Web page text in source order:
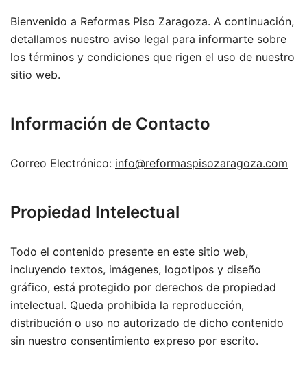
Bienvenido a Reformas Piso Zaragoza. A continuación,
detallamos nuestro aviso legal para informarte sobre
los términos y condiciones que rigen el uso de nuestro
sitio web.
Información de Contacto
Correo Electrónico: info@reformaspisozaragoza.com
Propiedad Intelectual
Todo el contenido presente en este sitio web,
incluyendo textos, imágenes, logotipos y diseño
gráfico, está protegido por derechos de propiedad
intelectual. Queda prohibida la reproducción,
distribución o uso no autorizado de dicho contenido
sin nuestro consentimiento expreso por escrito.